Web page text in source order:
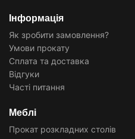
Інформація
Як зробити замовлення?
Умови прокату
Сплата та доставка
Відгуки
Часті питання
Меблі
Прокат розкладних столів